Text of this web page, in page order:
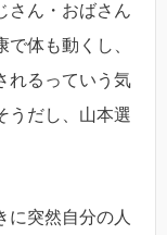
さん・おばさん
体も動くし、
れるっていう気
うだし、山本選
に突然自分の人